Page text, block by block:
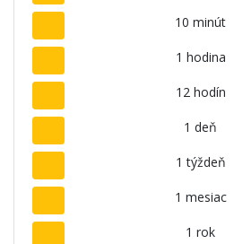
10 minút
1 hodina
12 hodín
1 deň
1 týždeň
1 mesiac
1 rok